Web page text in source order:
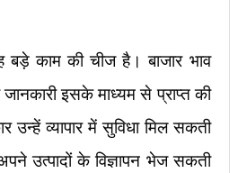
बड़े काम की चीज है। बाजार भाव
इसके माध्यम से प्राप्त की
व्यापार में सुविधा मिल सकती
उत्पादों के विज्ञापन भेज सकती